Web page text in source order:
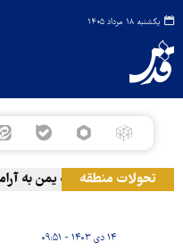
یکشنبه ۱۸ مرداد ۱۴۰۵
تحولات منطقهحمله یمن به آرامکو
۱۴ دی ۱۴۰۳ - ۰۹:۵۱